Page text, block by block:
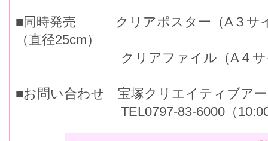
■同時発売 クリアポスター（A３サイ
（直径25cm）
クリアファイル（A４サ
■お問い合わせ 宝塚クリエイティブア
TEL0797-83-6000（10:00～